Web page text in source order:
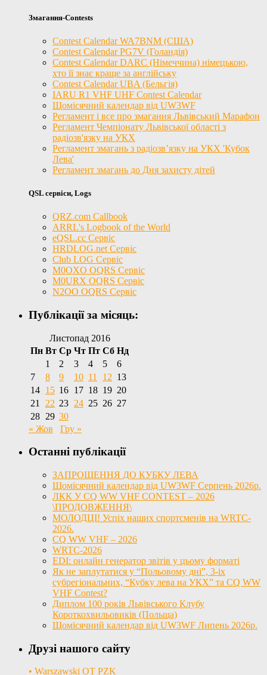
Змагання-Contests
Contest Calendar WA7BNM (США)
Contest Calendar PG7V (Голандія)
Contest Calendar DARC (Німеччина) німецькою,
хто її знає краще за англійську
Contest Calendar UBA (Бельгія)
IARU R1 VHF UHF Contest Calendar
Щомісячний календар від UW3WF
Регламент і все про змагання Львівський Марафон
Регламент Чемпіонату Львівської області з
радіозв'язку на УКХ
Регламент змагань з радіозв’язку на УКХ 'Кубок
Лева'
Регламент змагань до Дня захисту дітей
QSL сервіси, Logs
QRZ.com Callbook
ARRL's Logbook of the World
eQSL.cc Сервіс
HRDLOG.net Сервіс
Club LOG Сервіс
M0OXO OQRS Сервіс
M0URX OQRS Сервіс
N2OO OQRS Сервіс
Публікації за місяць:
Листопад 2016
Пн Вт Ср Чт Пт Сб Нд
1
2 3 4 5
6
7
8 9 10 11 12 13
14 15 16 17 18 19 20
21
22 23 24 25 26 27
28 29 30
« Жов
Гру »
Останні публікації
ЗАПРОШЕННЯ ДО КУБКУ ЛЕВА
Щомісячний календар від UW3WF Серпень 2026р.
ЛКК У CQ WW VHF CONTEST – 2026
\ПРОДОВЖЕННЯ\
МОЛОДЦІ! Успіх наших спортсменів на WRTC-
2026.
CQ WW VHF – 2026
WRTC-2026
EDI: онлайн генератор звітів у цьому форматі
Як не заплутатися у “Польовому дні”, 3-іх
субрегіональних, “Кубку лева на УКХ” та CQ WW
VHF Contest?
Диплом 100 років Львівського Клубу
Короткохвильовиків (Польща)
Щомісячний календар від UW3WF Липень 2026р.
Друзі нашого сайту
• Warszawski OT PZK